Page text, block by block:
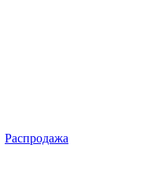
Распродажа